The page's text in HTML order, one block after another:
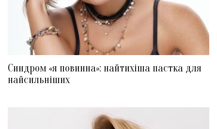
Синдром «я повинна»: найтихіша пастка для
найсильніших